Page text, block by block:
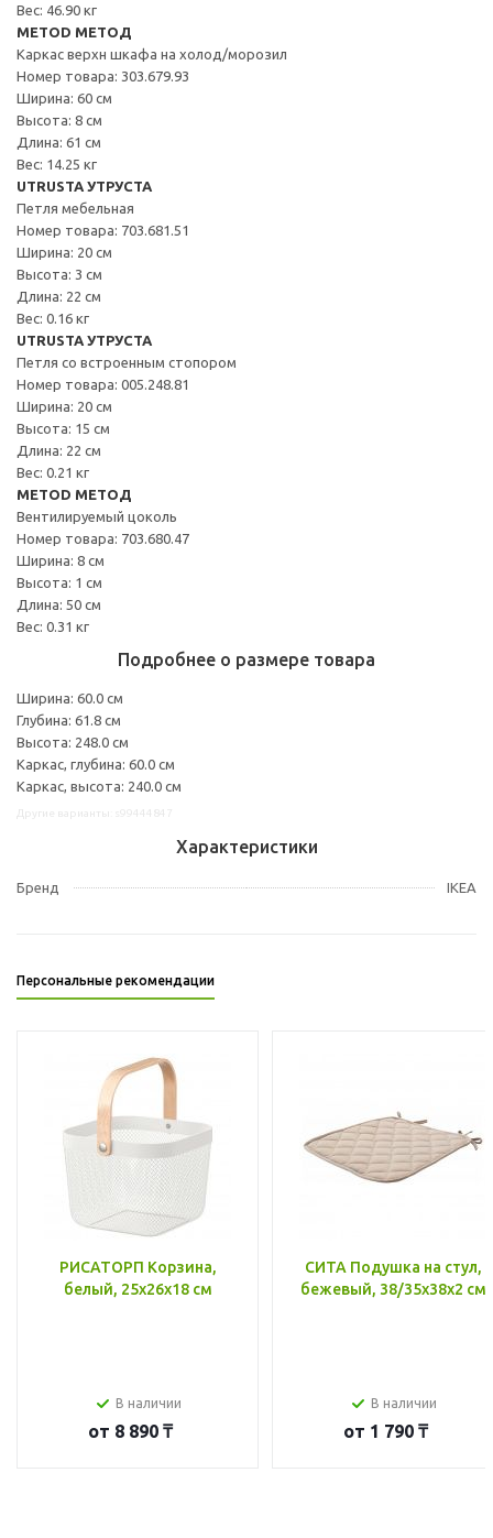
Вес: 46.90 кг
METOD МЕТОД
Каркас верхн шкафа на холод/морозил
Номер товара: 303.679.93
Ширина: 60 см
Высота: 8 см
Длина: 61 см
Вес: 14.25 кг
UTRUSTA УТРУСТА
Петля мебельная
Номер товара: 703.681.51
Ширина: 20 см
Высота: 3 см
Длина: 22 см
Вес: 0.16 кг
UTRUSTA УТРУСТА
Петля со встроенным стопором
Номер товара: 005.248.81
Ширина: 20 см
Высота: 15 см
Длина: 22 см
Вес: 0.21 кг
METOD МЕТОД
Вентилируемый цоколь
Номер товара: 703.680.47
Ширина: 8 см
Высота: 1 см
Длина: 50 см
Вес: 0.31 кг
Подробнее о размере товара
Ширина: 60.0 см
Глубина: 61.8 см
Высота: 248.0 см
Каркас, глубина: 60.0 см
Каркас, высота: 240.0 см
Характеристики
Бренд IKEA
Персональные рекомендации
РИСАТОРП Корзина,
белый, 25x26x18 см
В наличии
от 8 890 ₸
СИТА Подушка на стул,
бежевый, 38/35x38x2 см
В наличии
от 1 790 ₸